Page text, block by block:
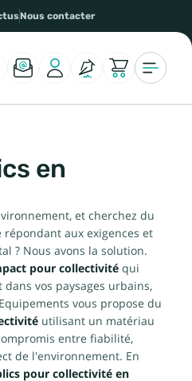
Nous contacter
en
et cherchez du
aux exigences et
? Nous avons la solution.
pour collectivité qui
vos paysages urbains,
vous propose du
utilisant un matériau
entre fiabilité,
de l'environnement. En
pour collectivité en